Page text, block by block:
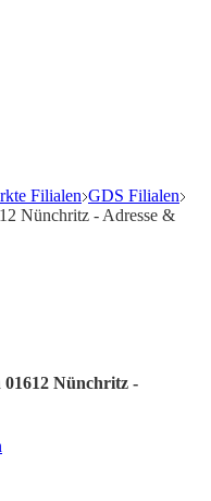
Filialen GDS Filialen
Nünchritz - Adresse &
Nünchritz -